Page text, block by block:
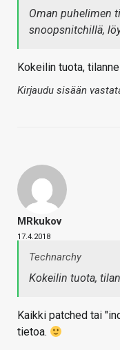
Oman puhelimen
snoopsnitchillä,
Kokeilin tuota,
Kirjaudu sisään
MRkukov
17.4.2018
Technarchy
Kokeilin tuota,
Kaikki patched tai
tietoa.